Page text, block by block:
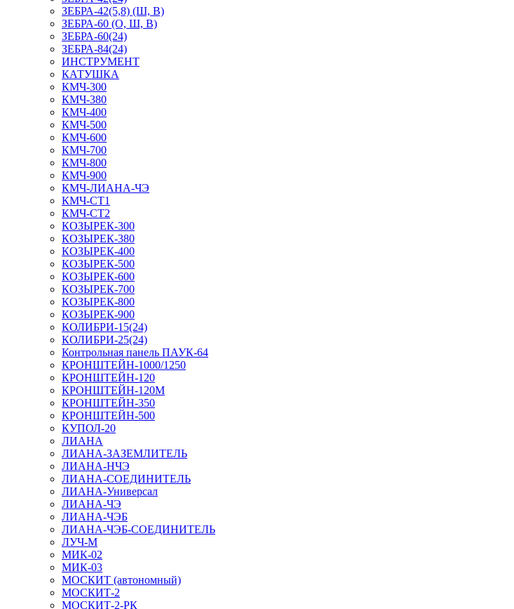
ЗЕБРА-42(5,8) (Ш, В)
ЗЕБРА-60 (О, Ш, В)
ЗЕБРА-60(24)
ЗЕБРА-84(24)
ИНСТРУМЕНТ
КАТУШКА
КМЧ-300
КМЧ-380
КМЧ-400
КМЧ-500
КМЧ-600
КМЧ-700
КМЧ-800
КМЧ-900
КМЧ-ЛИАНА-ЧЭ
КМЧ-СТ1
КМЧ-СТ2
КОЗЫРЕК-300
КОЗЫРЕК-380
КОЗЫРЕК-400
КОЗЫРЕК-500
КОЗЫРЕК-600
КОЗЫРЕК-700
КОЗЫРЕК-800
КОЗЫРЕК-900
КОЛИБРИ-15(24)
КОЛИБРИ-25(24)
Контрольная панель ПАУК-64
КРОНШТЕЙН-1000/1250
КРОНШТЕЙН-120
КРОНШТЕЙН-120М
КРОНШТЕЙН-350
КРОНШТЕЙН-500
КУПОЛ-20
ЛИАНА
ЛИАНА-ЗАЗЕМЛИТЕЛЬ
ЛИАНА-НЧЭ
ЛИАНА-СОЕДИНИТЕЛЬ
ЛИАНА-Универсал
ЛИАНА-ЧЭ
ЛИАНА-ЧЭБ
ЛИАНА-ЧЭБ-СОЕДИНИТЕЛЬ
ЛУЧ-М
МИК-02
МИК-03
МОСКИТ (автономный)
МОСКИТ-2
МОСКИТ-2-РК